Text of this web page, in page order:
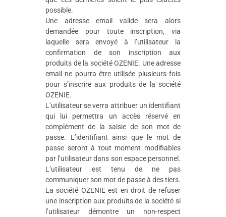
possible.
Une adresse email valide sera alors
demandée pour toute inscription, via
laquelle sera envoyé à l’utilisateur la
confirmation de son inscription aux
produits de la société OZENIE. Une adresse
email ne pourra être utilisée plusieurs fois
pour s’inscrire aux produits de la société
OZENIE.
L’utilisateur se verra attribuer un identifiant
qui lui permettra un accès réservé en
complément de la saisie de son mot de
passe. L’identifiant ainsi que le mot de
passe seront à tout moment modifiables
par l’utilisateur dans son espace personnel.
L’utilisateur est tenu de ne pas
communiquer son mot de passe à des tiers.
La société OZENIE est en droit de refuser
une inscription aux produits de la société si
l’utilisateur démontre un non-respect